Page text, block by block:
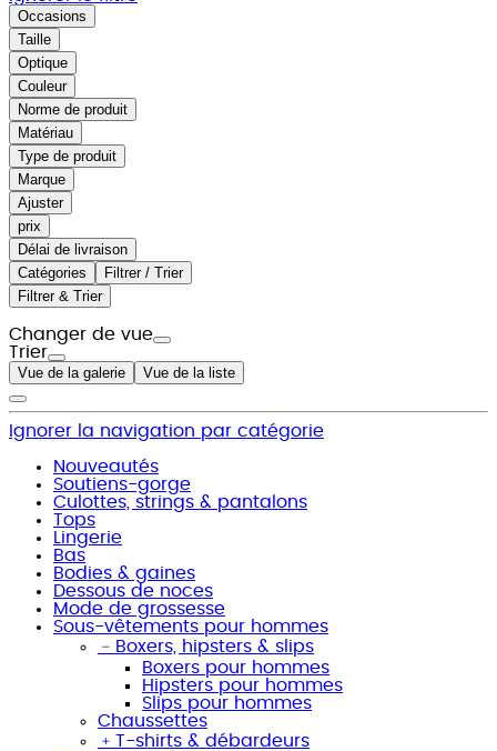
Occasions
Taille
Optique
Couleur
Norme de produit
Matériau
Type de produit
Marque
Ajuster
prix
Délai de livraison
Catégories
Filtrer / Trier
Filtrer & Trier
Changer de vue
Trier
Vue de la galerie Vue de la liste
Ignorer la navigation par catégorie
Nouveautés
Soutiens-gorge
Culottes, strings & pantalons
Tops
Lingerie
Bas
Bodies & gaines
Dessous de noces
Mode de grossesse
Sous-vêtements pour hommes
﹣ Boxers, hipsters & slips
Boxers pour hommes
Hipsters pour hommes
Slips pour hommes
Chaussettes
﹢ T-shirts & débardeurs